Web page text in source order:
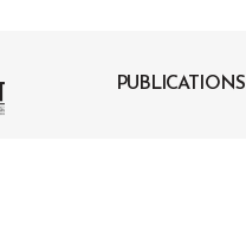
PUBLICATIONS